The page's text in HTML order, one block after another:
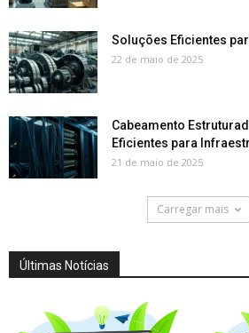
Soluções Eficientes
22 de maio de 2025
Cabeamento
Eficientes para
21 de maio de 2025
Carregar mais
Últimas Notícias